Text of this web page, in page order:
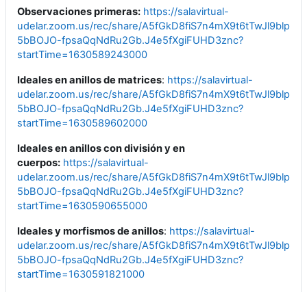
Observaciones primeras: https://salavirtual-
udelar.zoom.us/rec/share/
5bBOJO-fpsaQqNdRu2Gb.J4e5fXgiFUHD3znc?
startTime=1630589243000
Ideales en anillos de matrices: https://salavirtual-
udelar.zoom.us/rec/share/
5bBOJO-fpsaQqNdRu2Gb.J4e5fXgiFUHD3znc?
startTime=1630589602000
Ideales en anillos con división y en
cuerpos: https://salavirtual-
udelar.zoom.us/rec/share/
5bBOJO-fpsaQqNdRu2Gb.J4e5fXgiFUHD3znc?
startTime=1630590655000
Ideales y morfismos de anillos: https://salavirtual-
udelar.zoom.us/rec/share/
5bBOJO-fpsaQqNdRu2Gb.J4e5fXgiFUHD3znc?
startTime=1630591821000